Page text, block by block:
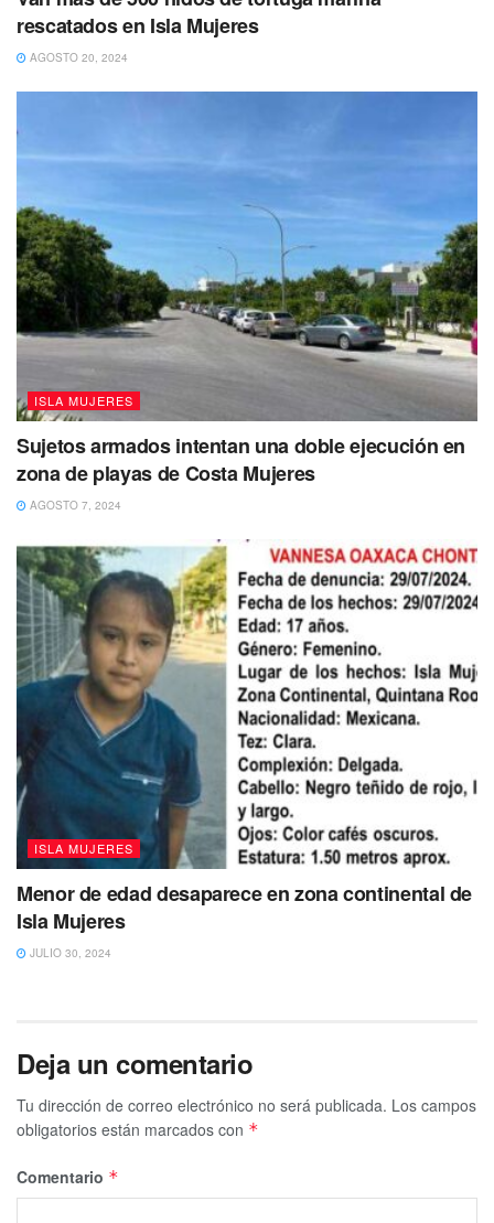
habitantes de Isla Mujeres en brindarles servicios de
calidad siempre.
Tags: Atenea Gómez
Isla Mujeres
Pabellón Caribe Mexicano
Tianguis Turístico
rescatados en Isla Mujeres
AGOSTO 20, 2024
ISLA MUJERES
Sujetos armados intentan una doble ejecución en
zona de playas de Costa Mujeres
AGOSTO 7, 2024
ISLA MUJERES
Menor de edad desaparece en zona continental de
Isla Mujeres
JULIO 30, 2024
Deja un comentario
Tu dirección de correo electrónico no será publicada. Los campos
obligatorios están marcados con *
Comentario *